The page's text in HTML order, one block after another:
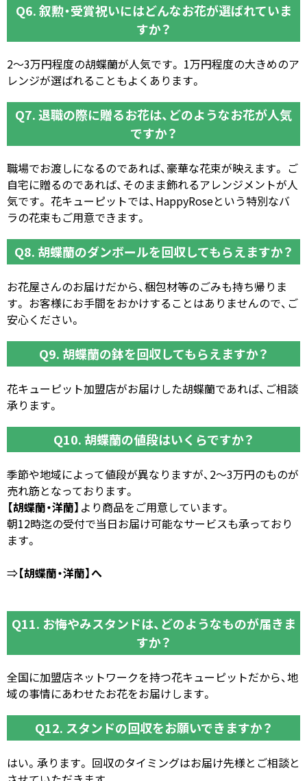
Q6. 叙勲・受賞祝いにはどんなお花が選ばれていま
すか？
2～3万円程度の胡蝶蘭が人気です。 1万円程度の大きめのア
レンジが選ばれることもよくあります。
Q7. 退職の際に贈るお花は、どのようなお花が人気
ですか？
職場でお渡しになるのであれば、豪華な花束が映えます。 ご
自宅に贈るのであれば、そのまま飾れるアレンジメントが人
気です。 花キューピットでは、HappyRoseという特別なバ
ラの花束もご用意できます。
Q8. 胡蝶蘭のダンボールを回収してもらえますか？
お花屋さんのお届けだから、梱包材等のごみも持ち帰りま
す。 お客様にお手間をおかけすることはありませんので、ご
安心ください。
Q9. 胡蝶蘭の鉢を回収してもらえますか？
花キューピット加盟店がお届けした胡蝶蘭であれば、ご相談
承ります。
Q10. 胡蝶蘭の値段はいくらですか？
季節や地域によって値段が異なりますが、2～3万円のものが
売れ筋となっております。
【胡蝶蘭・洋蘭】 より商品をご用意しています。
朝12時迄の受付で当日お届け可能なサービスも承っており
ます。
⇒【胡蝶蘭・洋蘭】へ
Q11. お悔やみスタンドは、どのようなものが届きま
すか？
全国に加盟店ネットワークを持つ花キューピットだから、地
域の事情にあわせたお花をお届けします。
Q12. スタンドの回収をお願いできますか？
はい。承ります。 回収のタイミングはお届け先様とご相談と